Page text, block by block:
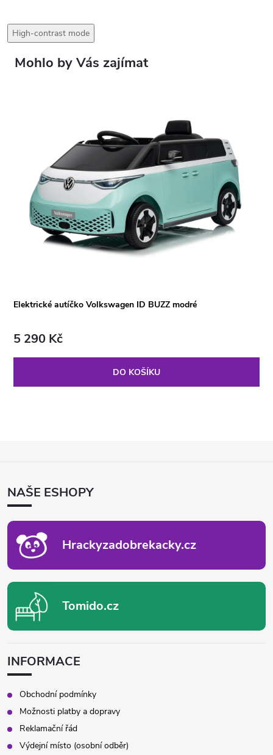
High-contrast mode
Elektrické autíčko Volkswagen ID BUZZ modré
5 290 Kč
DO KOŠÍKU
ANAŠE ESHOPY
Hrackyzadobrekacky.cz
Tomido.cz
INFORMACE
Obchodní podmínky
Možnosti platby a dopravy
Reklamační řád
Výdejní místo (osobní odběr)